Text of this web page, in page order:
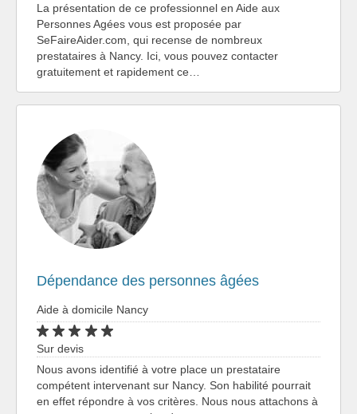
La présentation de ce professionnel en Aide aux
Personnes Agées vous est proposée par
SeFaireAider.com, qui recense de nombreux
prestataires à Nancy. Ici, vous pouvez contacter
gratuitement et rapidement ce…
Dépendance des personnes âgées
Aide à domicile Nancy
Sur devis
Nous avons identifié à votre place un prestataire
compétent intervenant sur Nancy. Son habilité pourrait
en effet répondre à vos critères. Nous nous attachons à